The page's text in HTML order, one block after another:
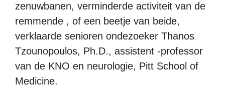
zenuwbanen, verminderde activiteit van de
remmende , of een beetje van beide,
verklaarde senioren ondezoeker Thanos
Tzounopoulos, Ph.D., assistent -professor
van de KNO en neurologie, Pitt School of
Medicine.